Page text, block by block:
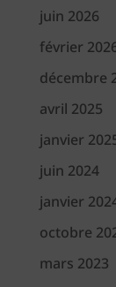
juin 2026
février
décembre
avril 2025
janvier
juin 2024
janvier
octobre
mars 2023